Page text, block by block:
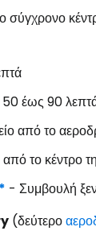
σύγχρονο
έως 90
από το
το κέντρο
- Συμβουλή
(δεύτερο